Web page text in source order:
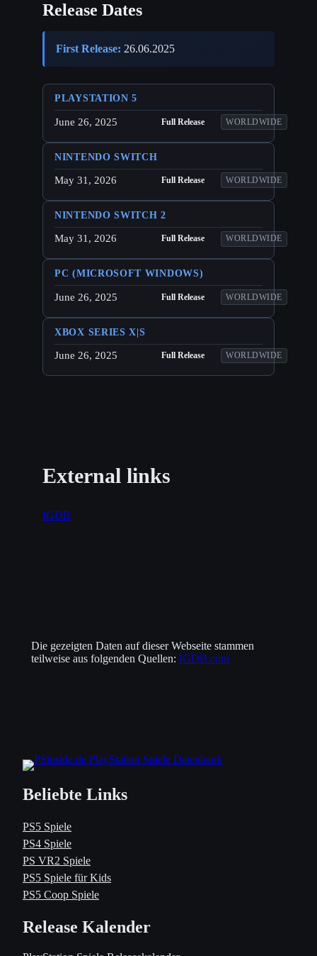
Release Dates
First Release: 26.06.2025
PLAYSTATION 5
June 26, 2025 Full Release WORLDWIDE
NINTENDO SWITCH
May 31, 2026 Full Release WORLDWIDE
NINTENDO SWITCH 2
May 31, 2026 Full Release WORLDWIDE
PC (MICROSOFT WINDOWS)
June 26, 2025 Full Release WORLDWIDE
XBOX SERIES X|S
June 26, 2025 Full Release WORLDWIDE
External links
IGDB
Die gezeigten Daten auf dieser Webseite stammen
teilweise aus folgenden Quellen: IGDB.com
Beliebte Links
PS5 Spiele
PS4 Spiele
PS VR2 Spiele
PS5 Spiele für Kids
PS5 Coop Spiele
Release Kalender